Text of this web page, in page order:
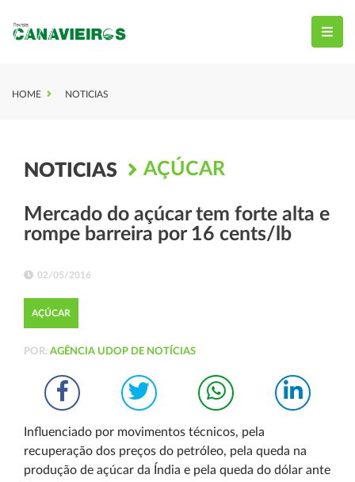
HOME NOTICIAS
NOTICIAS AÇÚCAR
Mercado do açúcar tem forte alta e
rompe barreira por 16 cents/lb
02/05/2016
AÇÚCAR
POR: AGÊNCIA UDOP DE NOTÍCIAS
Influenciado por movimentos técnicos, pela
recuperação dos preços do petróleo, pela queda na
produção de açúcar da Índia e pela queda do dólar ante